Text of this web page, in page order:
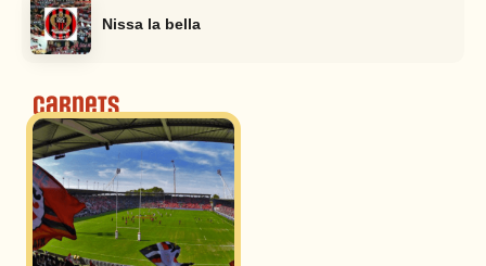
Nissa la bella
Carnets